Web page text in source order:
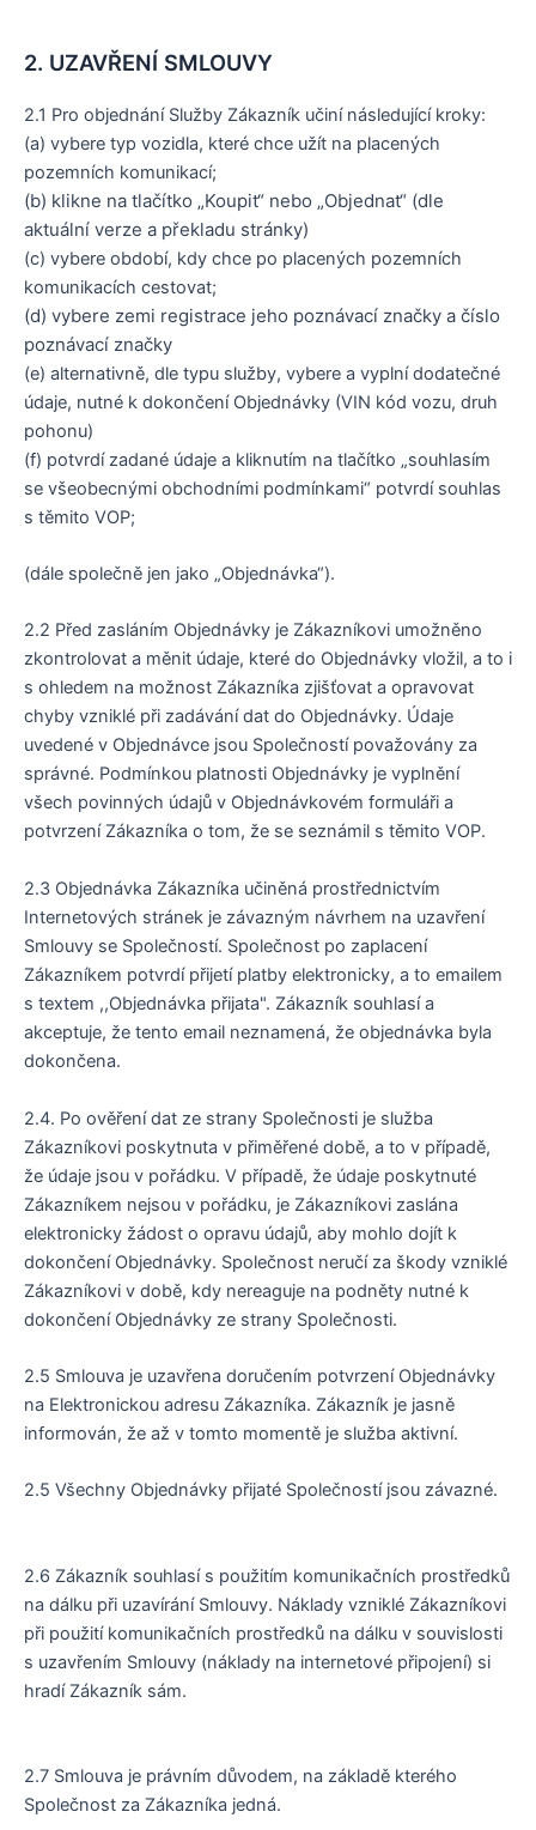
2. UZAVŘENÍ SMLOUVY
2.1 Pro objednání Služby Zákazník učiní následující kroky:
(a) vybere typ vozidla, které chce užít na placených
pozemních komunikací;
(b) klikne na tlačítko „Koupit“ nebo „Objednat“ (dle
aktuální verze a překladu stránky)
(c) vybere období, kdy chce po placených pozemních
komunikacích cestovat;
(d) vybere zemi registrace jeho poznávací značky a číslo
poznávací značky
(e) alternativně, dle typu služby, vybere a vyplní dodatečné
údaje, nutné k dokončení Objednávky (VIN kód vozu, druh
pohonu)
(f) potvrdí zadané údaje a kliknutím na tlačítko „souhlasím
se všeobecnými obchodními podmínkami“ potvrdí souhlas
s těmito VOP;
(dále společně jen jako „Objednávka“).
2.2 Před zasláním Objednávky je Zákazníkovi umožněno
zkontrolovat a měnit údaje, které do Objednávky vložil, a to i
s ohledem na možnost Zákazníka zjišťovat a opravovat
chyby vzniklé při zadávání dat do Objednávky. Údaje
uvedené v Objednávce jsou Společností považovány za
správné. Podmínkou platnosti Objednávky je vyplnění
všech povinných údajů v Objednávkovém formuláři a
potvrzení Zákazníka o tom, že se seznámil s těmito VOP.
2.3 Objednávka Zákazníka učiněná prostřednictvím
Internetových stránek je závazným návrhem na uzavření
Smlouvy se Společností. Společnost po zaplacení
Zákazníkem potvrdí přijetí platby elektronicky, a to emailem
s textem ,,Objednávka přijata". Zákazník souhlasí a
akceptuje, že tento email neznamená, že objednávka byla
dokončena.
2.4. Po ověření dat ze strany Společnosti je služba
Zákazníkovi poskytnuta v přiměřené době, a to v případě,
že údaje jsou v pořádku. V případě, že údaje poskytnuté
Zákazníkem nejsou v pořádku, je Zákazníkovi zaslána
elektronicky žádost o opravu údajů, aby mohlo dojít k
dokončení Objednávky. Společnost neručí za škody vzniklé
Zákazníkovi v době, kdy nereaguje na podněty nutné k
dokončení Objednávky ze strany Společnosti.
2.5 Smlouva je uzavřena doručením potvrzení Objednávky
na Elektronickou adresu Zákazníka. Zákazník je jasně
informován, že až v tomto momentě je služba aktivní.
2.5 Všechny Objednávky přijaté Společností jsou závazné.
2.6 Zákazník souhlasí s použitím komunikačních prostředků
na dálku při uzavírání Smlouvy. Náklady vzniklé Zákazníkovi
při použití komunikačních prostředků na dálku v souvislosti
s uzavřením Smlouvy (náklady na internetové připojení) si
hradí Zákazník sám.
2.7 Smlouva je právním důvodem, na základě kterého
Společnost za Zákazníka jedná.